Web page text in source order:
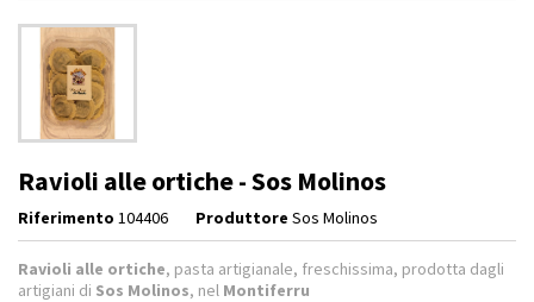
Ravioli alle ortiche - Sos Molinos
Riferimento 104406 Produttore Sos Molinos
Ravioli alle ortiche, pasta artigianale, freschissima, prodotta dagli
artigiani di Sos Molinos, nel Montiferru